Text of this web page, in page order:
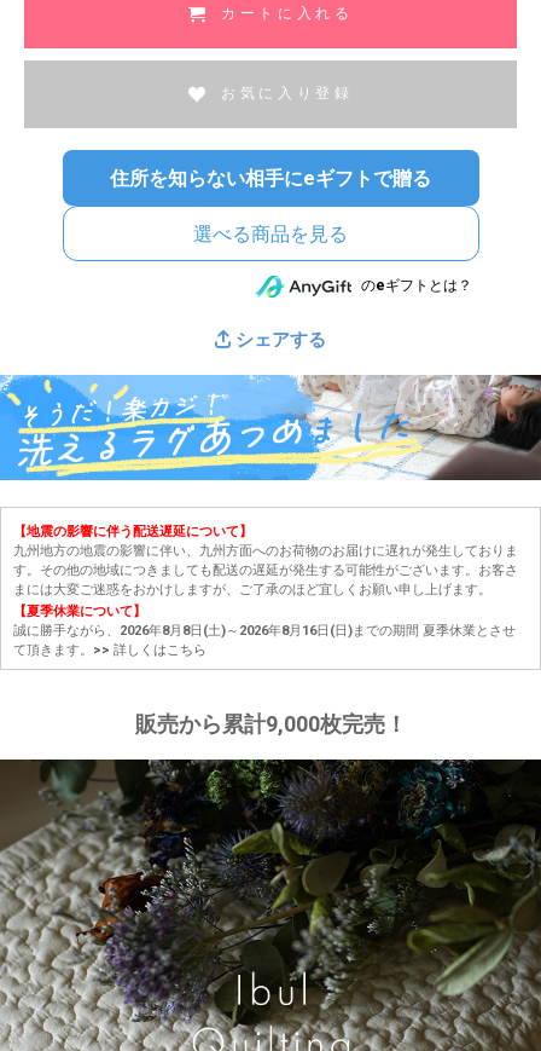
カートに入れる
お気に入り登録
住所を知らない相手にeギフトで贈る
選べる商品を見る
のeギフトとは？
シェアする
【地震の影響に伴う配送遅延について】
九州地方の地震の影響に伴い、九州方面へのお荷物のお届けに遅れが発生しておりま
す。その他の地域につきましても配送の遅延が発生する可能性がございます。お客さ
まには大変ご迷惑をおかけしますが、ご了承のほど宜しくお願い申し上げます。
【夏季休業について】
誠に勝手ながら、2026年8月8日(土)～2026年8月16日(日)までの期間 夏季休業とさせ
て頂きます。 >> 詳しくはこちら
販売から累計9,000枚完売！